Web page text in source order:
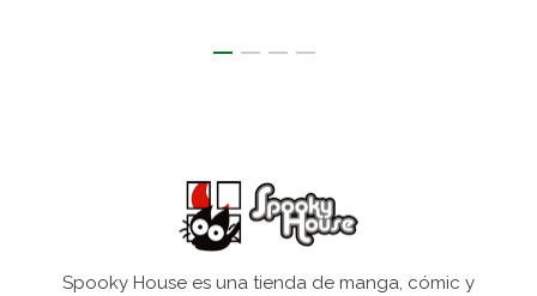
Spooky House es una tienda de manga, cómic y